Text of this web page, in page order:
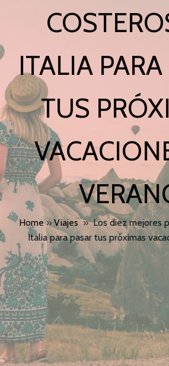
ITALIA PARA
TUS
Home»Viajes »Los diez mejores
Italia para pasar tus próximas